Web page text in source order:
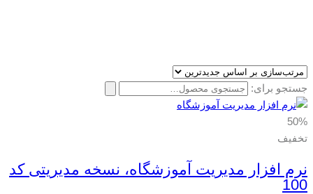
جستجو برای:
50%
تخفیف
نرم افزار مدیریت آموزشگاه، نسخه مدیریتی کد
100